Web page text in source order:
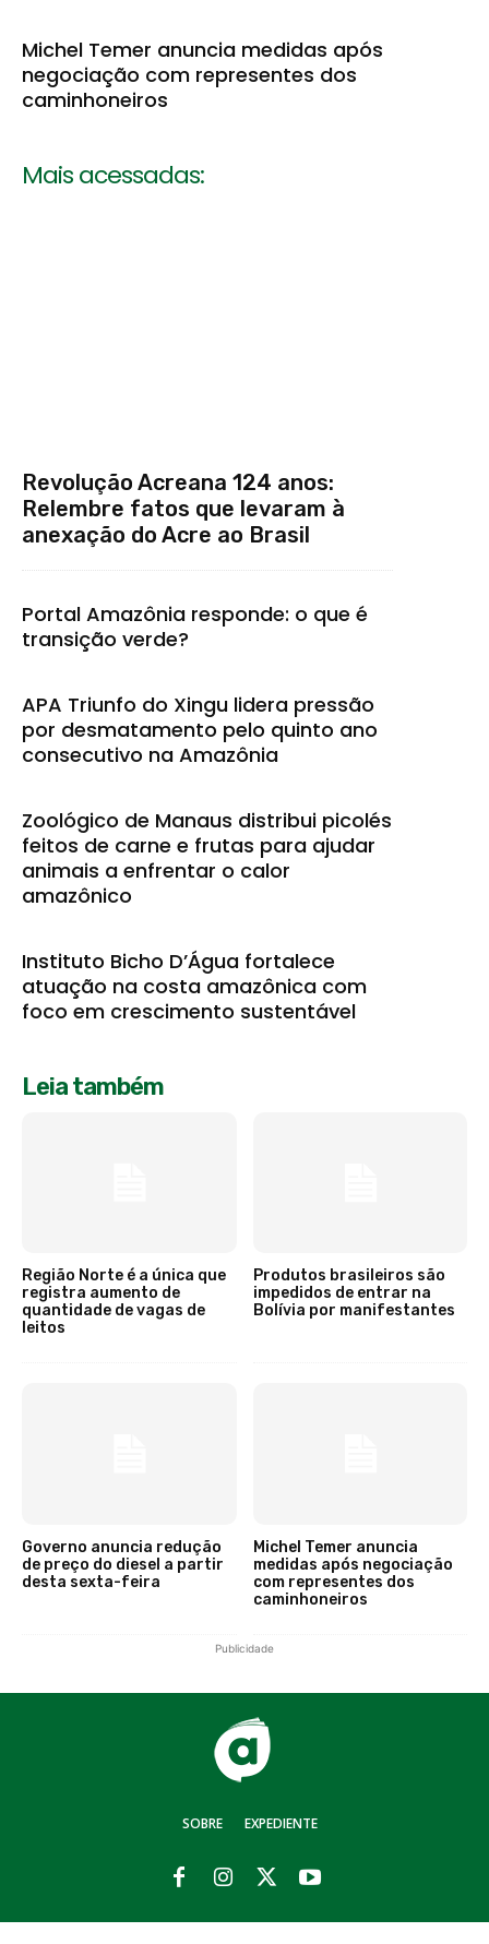
Michel Temer anuncia medidas após
negociação com representes dos
caminhoneiros
Mais acessadas:
Revolução Acreana 124 anos:
Relembre fatos que levaram à
anexação do Acre ao Brasil
Portal Amazônia responde: o que é
transição verde?
APA Triunfo do Xingu lidera pressão
por desmatamento pelo quinto ano
consecutivo na Amazônia
Zoológico de Manaus distribui picolés
feitos de carne e frutas para ajudar
animais a enfrentar o calor
amazônico
Instituto Bicho D’Água fortalece
atuação na costa amazônica com
foco em crescimento sustentável
Leia também
Região Norte é a única que
registra aumento de
quantidade de vagas de
leitos
Produtos brasileiros são
impedidos de entrar na
Bolívia por manifestantes
Governo anuncia redução
de preço do diesel a partir
desta sexta-feira
Michel Temer anuncia
medidas após negociação
com representes dos
caminhoneiros
Publicidade
SOBRE EXPEDIENTE